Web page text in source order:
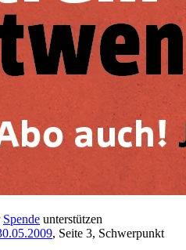
Spende unterstützen
, Seite 3, Schwerpunkt